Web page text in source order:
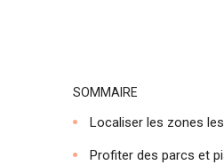
SOMMAIRE
Localiser les zones
Profiter des parcs et